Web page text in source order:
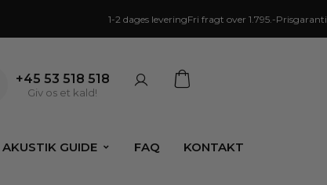
1-2 dages leveringFri fragt over 1.795.-Prisgaranti
+45 53 518 518
Giv os et kald!
AKUSTIK GUIDE FAQ KONTAKT